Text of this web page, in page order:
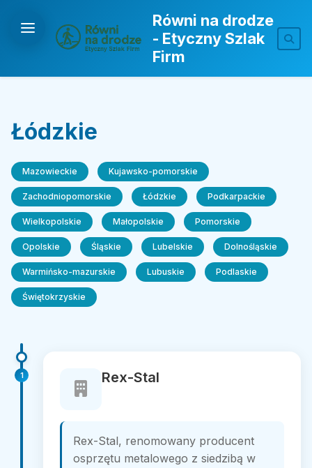
Równi na drodze
- Etyczny Szlak
Firm
Łódzkie
Mazowieckie Kujawsko-pomorskie
Zachodniopomorskie Łódzkie Podkarpackie
Wielkopolskie Małopolskie Pomorskie
Opolskie Śląskie Lubelskie Dolnośląskie
Warmińsko-mazurskie Lubuskie Podlaskie
Świętokrzyskie
1 Rex-Stal
Rex-Stal, renomowany producent
osprzętu metalowego z siedzibą w